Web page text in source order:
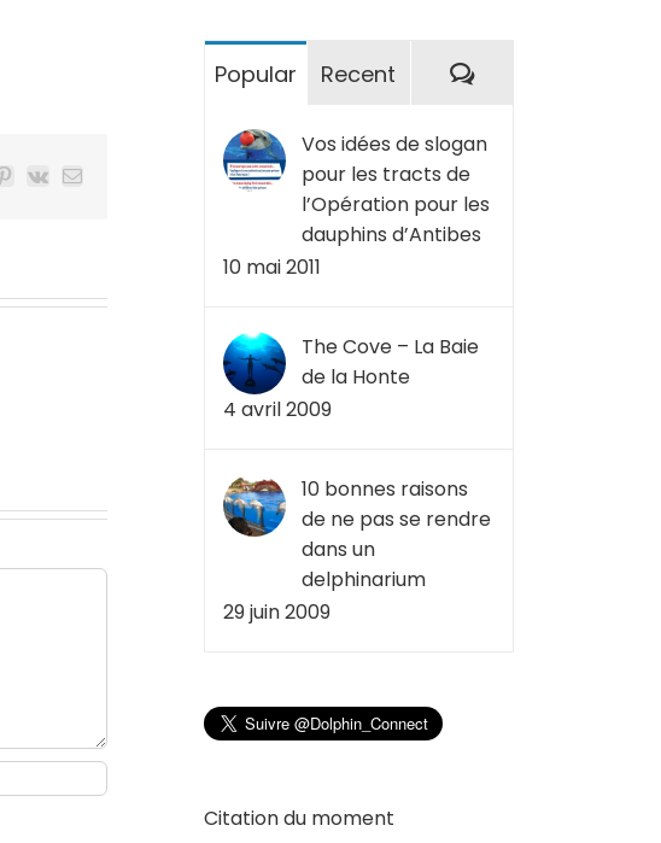
Pinterest
Vk Email
Popular Recent Commentaires
Vos idées de slogan
pour les tracts de
l’Opération pour les
dauphins d’Antibes
10 mai 2011
The Cove – La Baie
de la Honte
4 avril 2009
10 bonnes raisons
de ne pas se rendre
dans un
delphinarium
29 juin 2009
Citation du moment